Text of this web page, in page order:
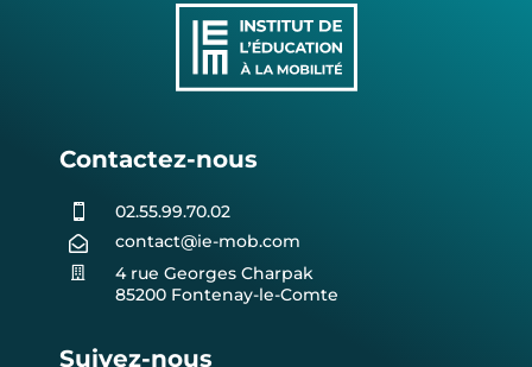
Contactez-nous
 02.55.99.70.02
 contact@ie-mob.com

4 rue Georges Charpak
85200 Fontenay-le-Comte
Suivez-nous